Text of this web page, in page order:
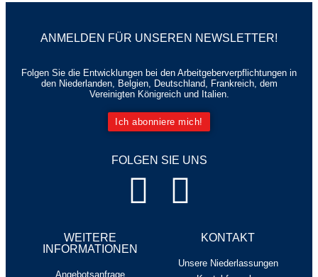
KONTAKT
Unsere Niederlassungen
WEITERE
INFORMATIONEN
Angebotsanfrage
FOLGEN SIE UNS
ANMELDEN FÜR UNSEREN NEWSLETTER!
Folgen Sie die Entwicklungen bei den Arbeitgeberverpflichtungen in
den Niederlanden, Belgien, Deutschland, Frankreich, dem
Vereinigten Königreich und Italien.
Ich abonniere mich!